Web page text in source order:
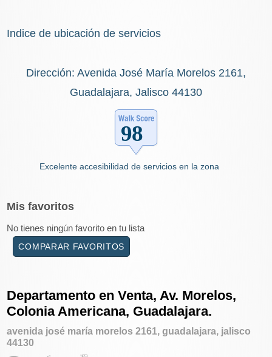
Indice de ubicación de servicios
Dirección: Avenida José María Morelos 2161,
Guadalajara, Jalisco 44130
Excelente accesibilidad de servicios en la zona
Mis favoritos
No tienes ningún favorito en tu lista
COMPARAR FAVORITOS
Departamento en Venta, Av. Morelos,
Colonia Americana, Guadalajara.
avenida josé maría morelos 2161, guadalajara, jalisco
44130